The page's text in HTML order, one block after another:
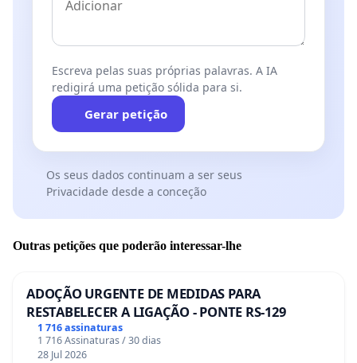
Escreva pelas suas próprias palavras. A IA
redigirá uma petição sólida para si.
Gerar petição
Os seus dados continuam a ser seus
Privacidade desde a conceção
Outras petições que poderão interessar-lhe
ADOÇÃO URGENTE DE MEDIDAS PARA
RESTABELECER A LIGAÇÃO - PONTE RS-129
1 716 assinaturas
1 716 Assinaturas / 30 dias
28 Jul 2026